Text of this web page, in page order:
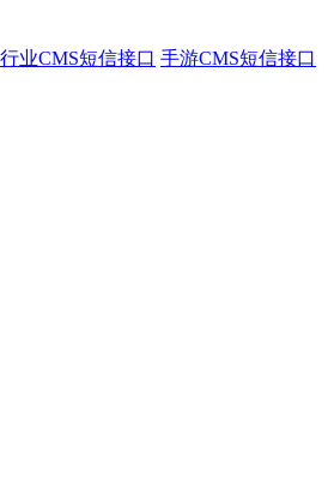
行业CMS短信接口 手游CMS短信接口